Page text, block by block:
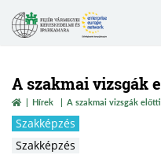
A szakmai vizsgák
Hírek A szakmai vizsgák
Szakképzés
Szakképzés